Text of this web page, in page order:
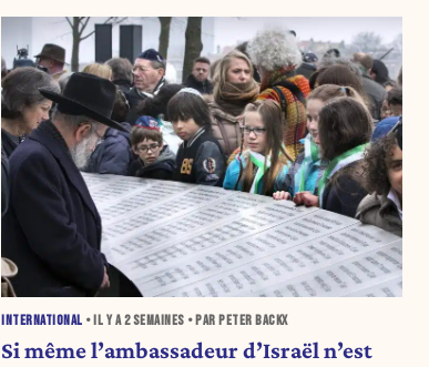
INTERNATIONAL • IL Y A2 SEMAINES • PAR PETER BACKX
Si même l’ambassadeur d’Israël n’est